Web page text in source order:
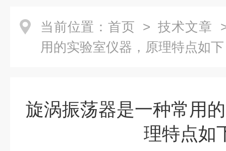
当前位置： 首页 > 技术文章
用的实验室仪器，原理特点如下
旋涡振荡器是一种常用
理特点如